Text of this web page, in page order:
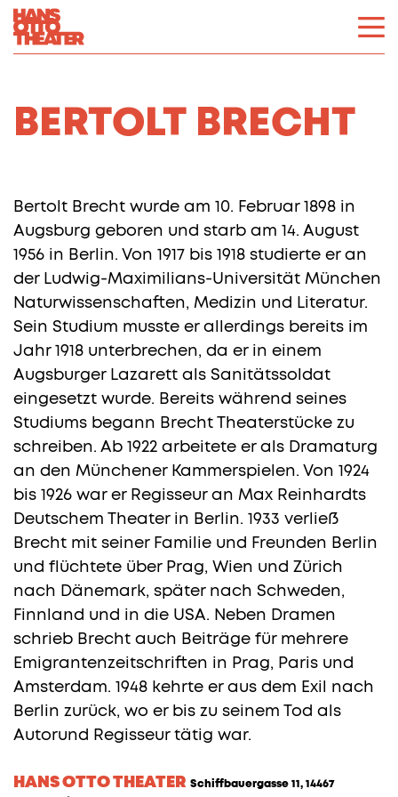
BERTOLT BRECHT
Bertolt Brecht wurde am 10. Februar 1898 in
Augsburg geboren und starb am 14. August
1956 in Berlin. Von 1917 bis 1918 studierte er an
der Ludwig-Maximilians-Universität München
Naturwissenschaften, Medizin und Literatur.
Sein Studium musste er allerdings bereits im
Jahr 1918 unterbrechen, da er in einem
Augsburger Lazarett als Sanitätssoldat
eingesetzt wurde. Bereits während seines
Studiums begann Brecht Theaterstücke zu
schreiben. Ab 1922 arbeitete er als Dramaturg
an den Münchener Kammerspielen. Von 1924
bis 1926 war er Regisseur an Max Reinhardts
Deutschem Theater in Berlin. 1933 verließ
Brecht mit seiner Familie und Freunden Berlin
und flüchtete über Prag, Wien und Zürich
nach Dänemark, später nach Schweden,
Finnland und in die USA. Neben Dramen
schrieb Brecht auch Beiträge für mehrere
Emigrantenzeitschriften in Prag, Paris und
Amsterdam. 1948 kehrte er aus dem Exil nach
Berlin zurück, wo er bis zu seinem Tod als
Autorund Regisseur tätig war.
HANS OTTO THEATER Schiffbauergasse 11, 14467